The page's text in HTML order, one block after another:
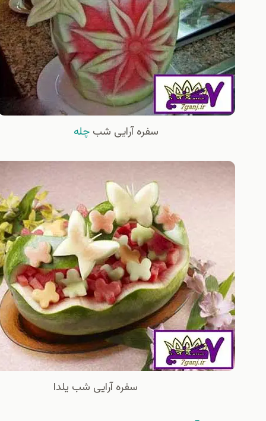
سفره آرایی شبچله
سفره آرایی شب یلدا